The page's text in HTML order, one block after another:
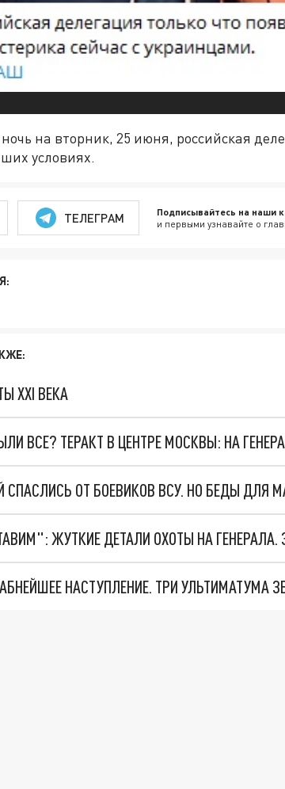
на вторник, 25 июня, российская
условиях.
ТЕЛЕГРАМ Подписывайтесь на наши
и первыми узнавайте о
XXI ВЕКА
ВСЕ? ТЕРАКТ В ЦЕНТРЕ МОСКВЫ: НА
СПАСЛИСЬ ОТ БОЕВИКОВ ВСУ. НО БЕДЫ ДЛЯ